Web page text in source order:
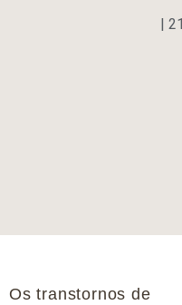
|
Os transtornos de